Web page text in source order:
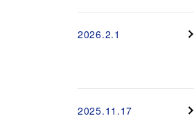
2026.2.1
2025.11.17